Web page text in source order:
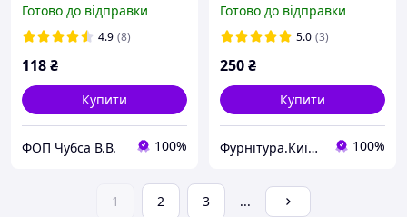
Готово до відправки
4.9 (8)
118₴
Купити
ФОП Чубса В.В. 100%
Готово до відправки
5.0 (3)
250₴
Купити
Фурнітура.Київ.Юа 100%
1 2 3 ...